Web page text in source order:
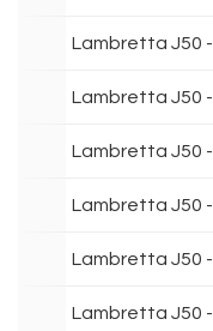
Lambretta J50
Lambretta J50
Lambretta J50
Lambretta J50
Lambretta J50
Lambretta J50